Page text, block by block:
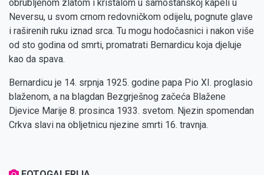
obrubljenom zlatom i kristalom u samostanskoj kapeli u
Neversu, u svom crnom redovničkom odijelu, pognute glave
i raširenih ruku iznad srca. Tu mogu hodočasnici i nakon više
od sto godina od smrti, promatrati Bernardicu koja djeluje
kao da spava.
Bernardicu je 14. srpnja 1925. godine papa Pio XI. proglasio
blaženom, a na blagdan Bezgrješnog začeća Blažene
Djevice Marije 8. prosinca 1933. svetom. Njezin spomendan
Crkva slavi na obljetnicu njezine smrti 16. travnja.